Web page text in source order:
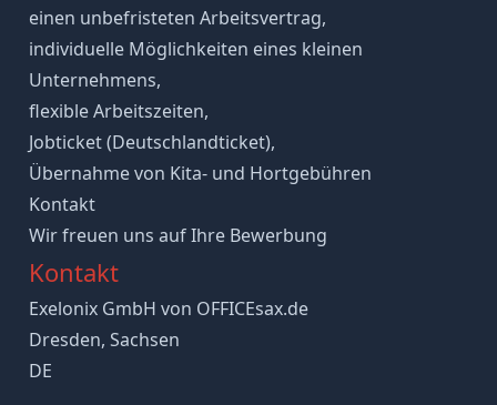
einen unbefristeten Arbeitsvertrag,
individuelle Möglichkeiten eines kleinen
Unternehmens,
flexible Arbeitszeiten,
Jobticket (Deutschlandticket),
Übernahme von Kita- und Hortgebühren
Kontakt
Wir freuen uns auf Ihre Bewerbung
Kontakt
Exelonix GmbH von OFFICEsax.de
Dresden, Sachsen
DE